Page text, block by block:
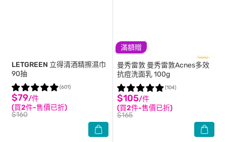
LETGREEN 立得清酒精擦濕巾
90抽
$79/件
(買2件-售價已折)
$160
(601)
滿額贈
曼秀雷敦 曼秀雷敦Acnes多效
抗痘洗面乳 100g
$105/件
(買2件-售價已折)
$165
(104)